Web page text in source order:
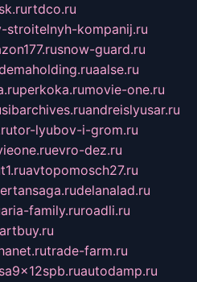
rtdco.ru
stroitelnyh-kompanij.ru
snow-guard.ru
aalse.ru
perkoka.rumovie-one.ru
sibarchives.ruandreislyusar.ru
tor-lyubov-i-grom.ru
evro-dez.ru
avtopomosch27.ru
delanalad.ru
aria-family.ruroadli.ru
trade-farm.ru
autodamp.ru